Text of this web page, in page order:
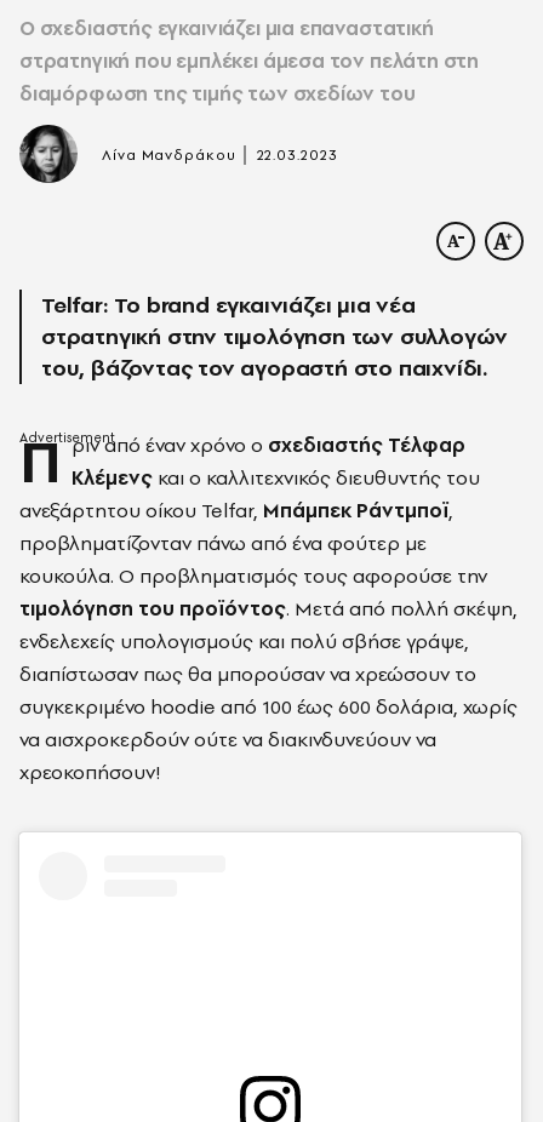
Ο σχεδιαστής εγκαινιάζει μια επαναστατική
στρατηγική που εμπλέκει άμεσα τον πελάτη στη
διαμόρφωση της τιμής των σχεδίων του
Λίνα Μανδράκου 22.03.2023
Telfar: Το brand εγκαινιάζει μια νέα
στρατηγική στην τιμολόγηση των συλλογών
του, βάζοντας τον αγοραστή στο παιχνίδι.
Π ριν από έναν χρόνο ο σχεδιαστής Τέλφαρ
Κλέμενς και ο καλλιτεχνικός διευθυντής του
ανεξάρτητου οίκου Telfar, Μπάμπεκ Ράντμποϊ,
προβληματίζονταν πάνω από ένα φούτερ με
κουκούλα. Ο προβληματισμός τους αφορούσε την
τιμολόγηση του προϊόντος. Μετά από πολλή σκέψη,
ενδελεχείς υπολογισμούς και πολύ σβήσε γράψε,
διαπίστωσαν πως θα μπορούσαν να χρεώσουν το
συγκεκριμένο hoodie από 100 έως 600 δολάρια, χωρίς
να αισχροκερδούν ούτε να διακινδυνεύουν να
χρεοκοπήσουν!